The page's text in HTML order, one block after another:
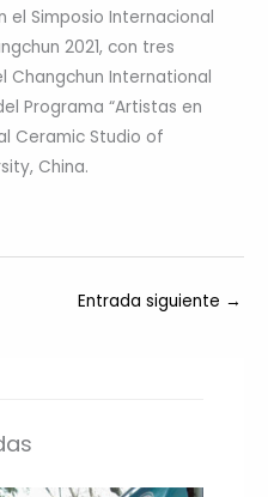
el Simposio Internacional
2021, con tres
Changchun International
Programa “Artistas en
Ceramic Studio of
China.
Entrada siguiente →